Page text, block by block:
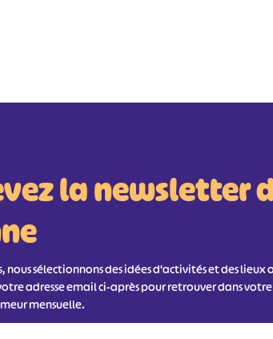
la newsletter
nous sélectionnons des idées d'activités et des lieux
adresse email ci-après pour retrouver dans
mensuelle.